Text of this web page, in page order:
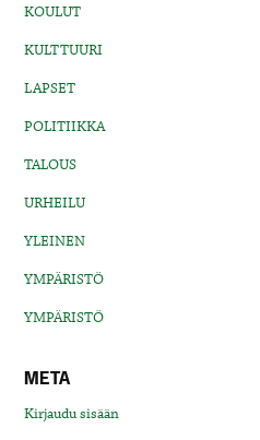
KOULUT
KULTTUURI
LAPSET
POLITIIKKA
TALOUS
URHEILU
YLEINEN
YMPÄRISTÖ
YMPÄRISTÖ
META
Kirjaudu sisään